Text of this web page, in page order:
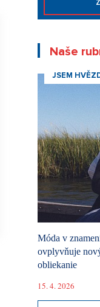
Naše
JSEM
Móda v
ovplyvňuje
obliekanie
15. 4. 2026